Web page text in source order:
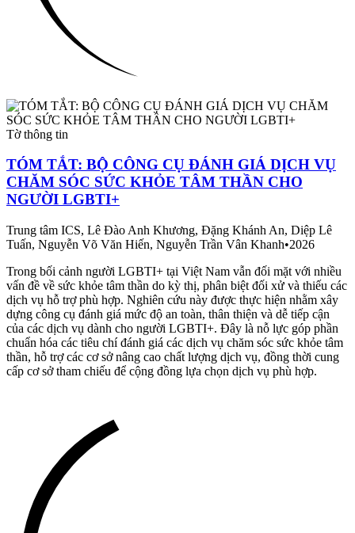
Tờ thông tin
TÓM TẮT: BỘ CÔNG CỤ ĐÁNH GIÁ DỊCH VỤ
CHĂM SÓC SỨC KHỎE TÂM THẦN CHO
NGƯỜI LGBTI+
Trung tâm ICS, Lê Đào Anh Khương, Đặng Khánh An, Diệp Lê
Tuấn, Nguyễn Võ Văn Hiến, Nguyễn Trần Vân Khanh•2026
Trong bối cảnh người LGBTI+ tại Việt Nam vẫn đối mặt với nhiều
vấn đề về sức khỏe tâm thần do kỳ thị, phân biệt đối xử và thiếu các
dịch vụ hỗ trợ phù hợp. Nghiên cứu này được thực hiện nhằm xây
dựng công cụ đánh giá mức độ an toàn, thân thiện và dễ tiếp cận
của các dịch vụ dành cho người LGBTI+. Đây là nỗ lực góp phần
chuẩn hóa các tiêu chí đánh giá các dịch vụ chăm sóc sức khỏe tâm
thần, hỗ trợ các cơ sở nâng cao chất lượng dịch vụ, đồng thời cung
cấp cơ sở tham chiếu để cộng đồng lựa chọn dịch vụ phù hợp.